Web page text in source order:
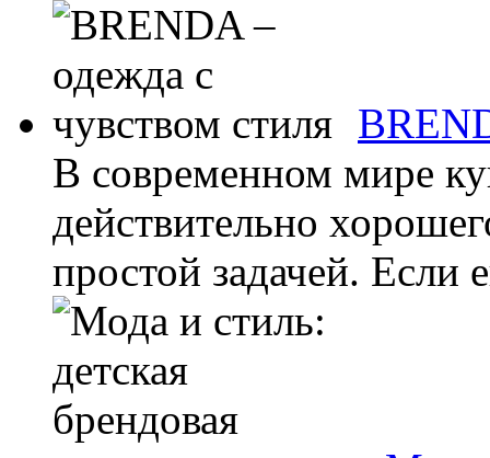
В современном мире
действительно
простой задачей. Если